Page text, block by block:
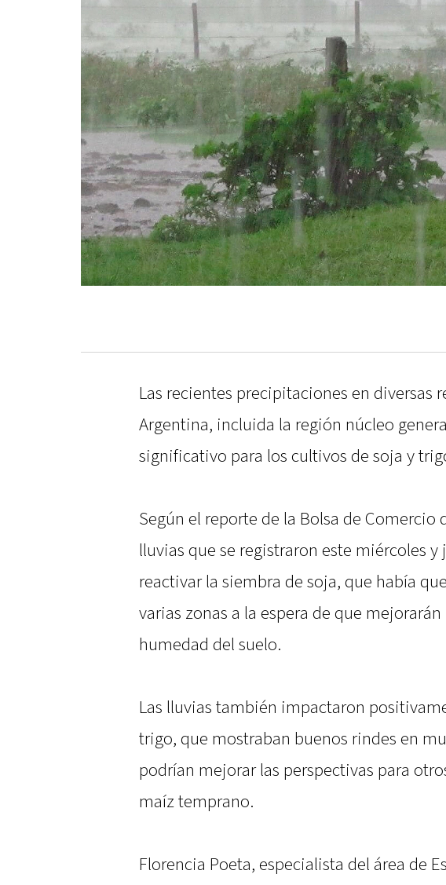
Las recientes precipitaciones en diversas
Argentina, incluida la región núcleo
significativo para los cultivos de soja y
Según el reporte de la Bolsa de Comercio
lluvias que se registraron este miércoles
reactivar la siembra de soja, que había
varias zonas a la espera de que
humedad del suelo.
Las lluvias también impactaron
trigo, que mostraban buenos rindes en
podrían mejorar las perspectivas para
maíz temprano.
Florencia Poeta, especialista del área de